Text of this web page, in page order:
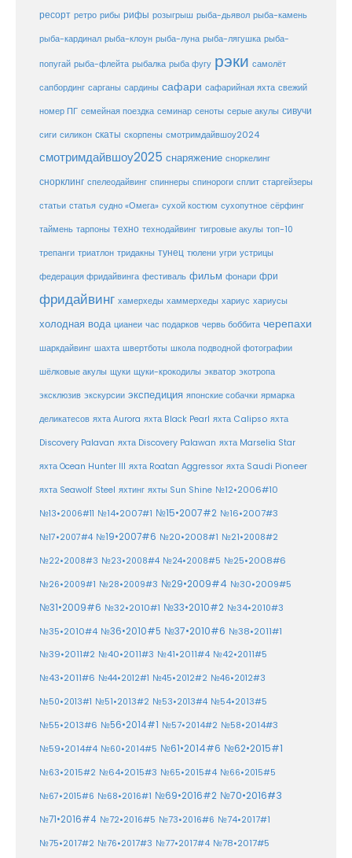
ресорт ретро рибы рифы розыгрыш рыба-дьявол рыба-камень
рыба-кардинал рыба-клоун рыба-луна рыба-лягушка рыба-
попугай рыба-флейта рыбалка рыба фугу рэки самолёт
сапбординг сарганы сардины сафари сафарийная яхта свежий
номер ПГ семейная поездка семинар сеноты серые акулы сивучи
сиги силикон скаты скорпены смотримдайвшоу2024
смотримдайвшоу2025 снаряжение сноркелинг
снорклинг спелеодайвинг спиннеры спинороги сплит старгейзеры
статьи статья судно «Омега» сухой костюм сухопутное сёрфинг
таймень тарпоны техно технодайвинг тигровые акулы топ-10
трепанги триатлон тридакны тунец тюлени угри устрицы
федерация фридайвинга фестиваль фильм фонари фри
фридайвинг хамерхеды хаммерхеды хариус хариусы
холодная вода цианеи час подарков червь боббита черепахи
шаркдайвинг шахта швертботы школа подводной фотографии
шёлковые акулы щуки щуки-крокодилы экватор экотропа
эксклюзив экскурсии экспедиция японские собачки ярмарка
деликатесов яхта Aurora яхта Black Pearl яхта Calipso яхта
Discovery Palavan яхта Discovery Palawan яхта Marselia Star
яхта Ocean Hunter III яхта Roatan Aggressor яхта Saudi Pioneer
яхта Seawolf Steel яхтинг яхты Sun Shine №12•2006#10
№13•2006#11 №14•2007#1 №15•2007#2 №16•2007#3
№17•2007#4 №19•2007#6 №20•2008#1 №21•2008#2
№22•2008#3 №23•2008#4 №24•2008#5 №25•2008#6
№26•2009#1 №28•2009#3 №29•2009#4 №30•2009#5
№31•2009#6 №32•2010#1 №33•2010#2 №34•2010#3
№35•2010#4 №36•2010#5 №37•2010#6 №38•2011#1
№39•2011#2 №40•2011#3 №41•2011#4 №42•2011#5
№43•2011#6 №44•2012#1 №45•2012#2 №46•2012#3
№50•2013#1 №51•2013#2 №53•2013#4 №54•2013#5
№55•2013#6 №56•2014#1 №57•2014#2 №58•2014#3
№59•2014#4 №60•2014#5 №61•2014#6 №62•2015#1
№63•2015#2 №64•2015#3 №65•2015#4 №66•2015#5
№67•2015#6 №68•2016#1 №69•2016#2 №70•2016#3
№71•2016#4 №72•2016#5 №73•2016#6 №74•2017#1
№75•2017#2 №76•2017#3 №77•2017#4 №78•2017#5